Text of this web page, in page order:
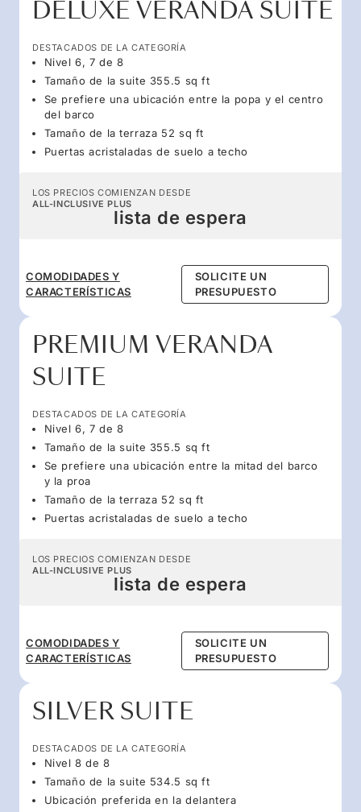
DELUXE VERANDA SUITE
DESTACADOS DE LA CATEGORÍA
Nivel 6, 7 de 8
Tamaño de la suite 355.5 sq ft
Se prefiere una ubicación entre la popa y el centro
del barco
Tamaño de la terraza 52 sq ft
Puertas acristaladas de suelo a techo
LOS PRECIOS COMIENZAN DESDE
ALL-INCLUSIVE PLUS
lista de espera
COMODIDADES Y
CARACTERÍSTICAS
SOLICITE UN
PRESUPUESTO
PREMIUM VERANDA
SUITE
DESTACADOS DE LA CATEGORÍA
Nivel 6, 7 de 8
Tamaño de la suite 355.5 sq ft
Se prefiere una ubicación entre la mitad del barco
y la proa
Tamaño de la terraza 52 sq ft
Puertas acristaladas de suelo a techo
LOS PRECIOS COMIENZAN DESDE
ALL-INCLUSIVE PLUS
lista de espera
COMODIDADES Y
CARACTERÍSTICAS
SOLICITE UN
PRESUPUESTO
SILVER SUITE
DESTACADOS DE LA CATEGORÍA
Nivel 8 de 8
Tamaño de la suite 534.5 sq ft
Ubicación preferida en la delantera